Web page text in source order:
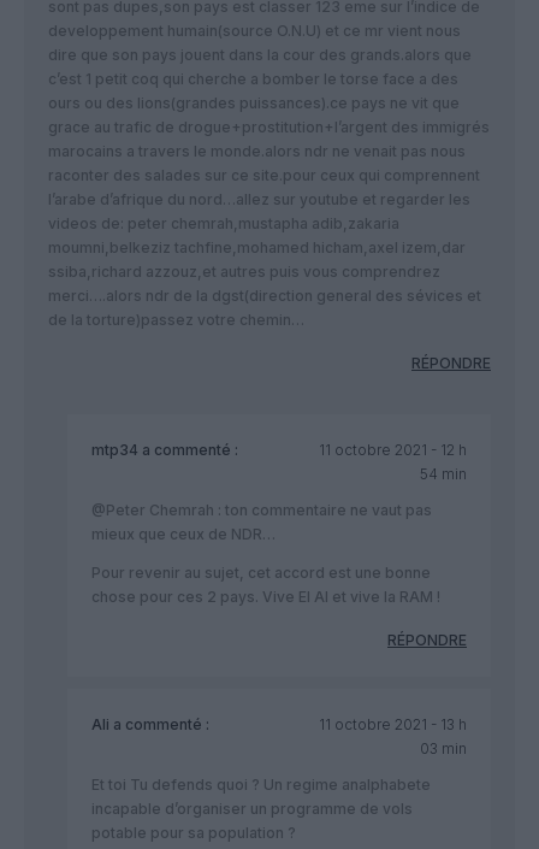
sont pas dupes,son pays est classer 123 eme sur l’indice de
developpement humain(source O.N.U) et ce mr vient nous
dire que son pays jouent dans la cour des grands.alors que
c’est 1 petit coq qui cherche a bomber le torse face a des
ours ou des lions(grandes puissances).ce pays ne vit que
grace au trafic de drogue+prostitution+l’argent des immigrés
marocains a travers le monde.alors ndr ne venait pas nous
raconter des salades sur ce site.pour ceux qui comprennent
l’arabe d’afrique du nord…allez sur youtube et regarder les
videos de: peter chemrah,mustapha adib,zakaria
moumni,belkeziz tachfine,mohamed hicham,axel izem,dar
ssiba,richard azzouz,et autres puis vous comprendrez
merci….alors ndr de la dgst(direction general des sévices et
de la torture)passez votre chemin…
RÉPONDRE
mtp34 a commenté :
11 octobre 2021 - 12 h
54 min
@Peter Chemrah : ton commentaire ne vaut pas
mieux que ceux de NDR…
Pour revenir au sujet, cet accord est une bonne
chose pour ces 2 pays. Vive El Al et vive la RAM !
RÉPONDRE
Ali a commenté :
11 octobre 2021 - 13 h
03 min
Et toi Tu defends quoi ? Un regime analphabete
incapable d’organiser un programme de vols
potable pour sa population ?